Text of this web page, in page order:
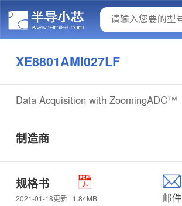
XE8801AMI027LF
Data Acquisition with ZoomingADC™
制造商
规格书
2021-01-18更新 1.84MB 邮件